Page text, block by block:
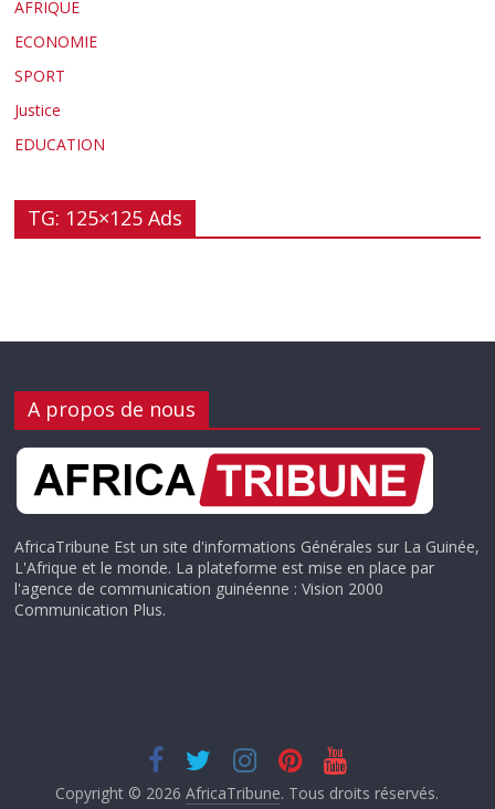
AFRIQUE
ECONOMIE
SPORT
Justice
EDUCATION
TG: 125×125 Ads
A propos de nous
AfricaTribune Est un site d'informations Générales sur La Guinée,
L'Afrique et le monde. La plateforme est mise en place par
l'agence de communication guinéenne : Vision 2000
Communication Plus.
Copyright © 2026AfricaTribune. Tous droits réservés.